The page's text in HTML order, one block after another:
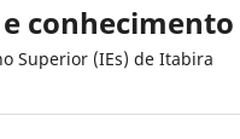
Superior (IEs) de Itabira